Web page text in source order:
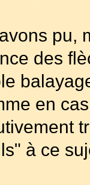
pu,
des
en
à ce